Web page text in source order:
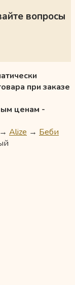
вопросы
при заказе
ценам -
→ Alize → Беби